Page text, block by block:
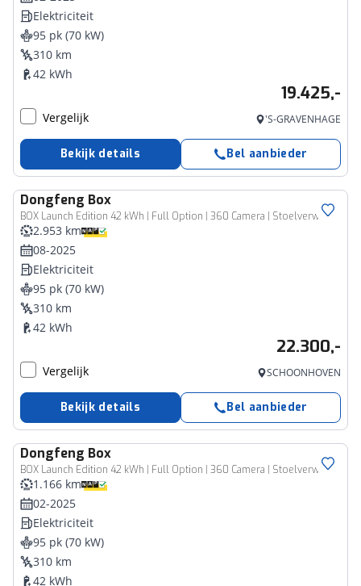
Elektriciteit
95 pk (70 kW)
310 km
42 kWh
19.425,-
Vergelijk 'S-GRAVENHAGE
Bekijk details Bel aanbieder
Dongfeng Box
BOX Launch Edition 42 kWh | Full Option | 360 Camera | Stoelverwarming & Stoelventilatie | Apple Carplay & Android Auto | Leder | 17'' LMV |
2.953 km
08-2025
Elektriciteit
95 pk (70 kW)
310 km
42 kWh
22.300,-
Vergelijk SCHOONHOVEN
Bekijk details Bel aanbieder
Dongfeng Box
BOX Launch Edition 42 kWh | Full Option | 360 Camera | Stoelverwarming & Stoelventilatie | Apple Carplay & Android Auto | Leder | 17'' LMV |
1.166 km
02-2025
Elektriciteit
95 pk (70 kW)
310 km
42 kWh